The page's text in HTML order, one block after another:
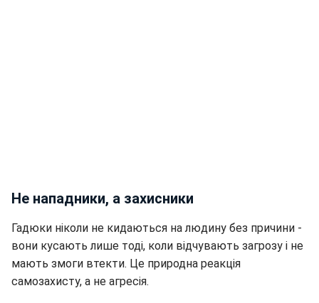
Не нападники, а захисники
Гадюки ніколи не кидаються на людину без причини -
вони кусають лише тоді, коли відчувають загрозу і не
мають змоги втекти. Це природна реакція
самозахисту, а не агресія.